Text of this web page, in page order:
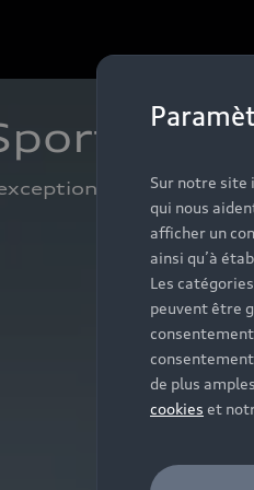
Sur notre site
qui nous
afficher un
ainsi qu’à
Les
peuvent être
de plus
cookies et
de